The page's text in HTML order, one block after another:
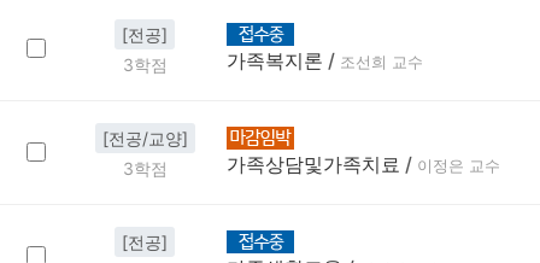
[전공]
3학점
가족복지론 / 조선희 교수
[전공/교양]
3학점
가족상담및가족치료 / 이정은 교수
[전공]